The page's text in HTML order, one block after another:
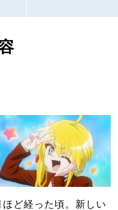
ど経った頃。新しい